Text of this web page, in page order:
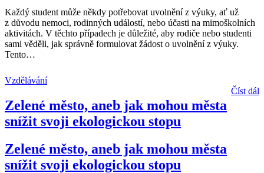
Každý student může někdy potřebovat uvolnění z výuky, ať už
z důvodu nemoci, rodinných událostí, nebo účasti na mimoškolních
aktivitách. V těchto případech je důležité, aby rodiče nebo studenti
sami věděli, jak správně formulovat žádost o uvolnění z výuky.
Tento…
Vzdělávání
Číst dál
Zelené město, aneb jak mohou města
snížit svoji ekologickou stopu
Zelené město, aneb jak mohou města
snížit svoji ekologickou stopu